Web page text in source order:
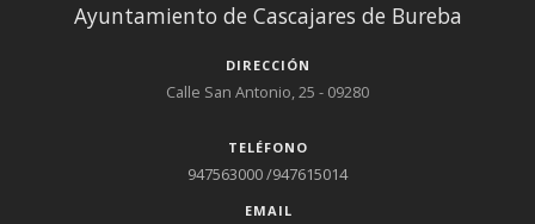
Ayuntamiento de Cascajares de Bureba
DIRECCIÓN
Calle San Antonio, 25 - 09280
TELÉFONO
947563000 /947615014
EMAIL